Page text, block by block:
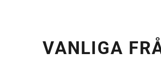
VANLIGA